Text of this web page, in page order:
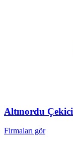
Altınordu Çekici
Firmaları gör